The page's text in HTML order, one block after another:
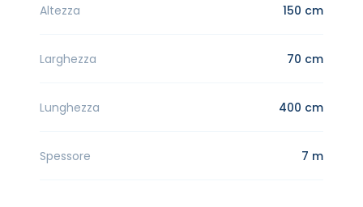
Altezza 150 cm
Larghezza 70 cm
Lunghezza 400 cm
Spessore 7 m